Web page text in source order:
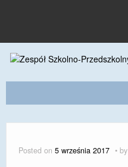
Posted on 5 września 2017 by